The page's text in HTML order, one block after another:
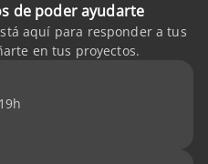
de poder ayudarte
aquí para responder a tus
en tus proyectos.